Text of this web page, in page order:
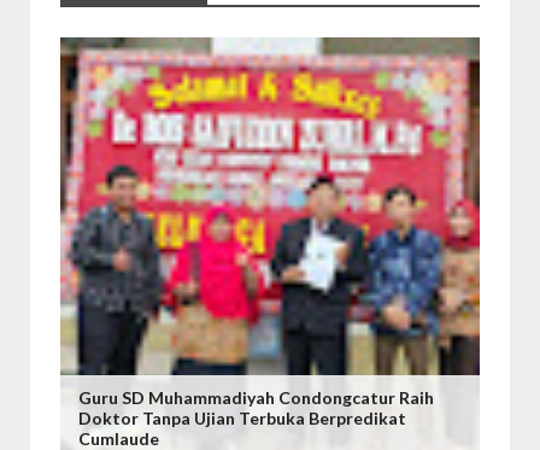
Guru SD Muhammadiyah Condongcatur Raih
Doktor Tanpa Ujian Terbuka Berpredikat
Cumlaude